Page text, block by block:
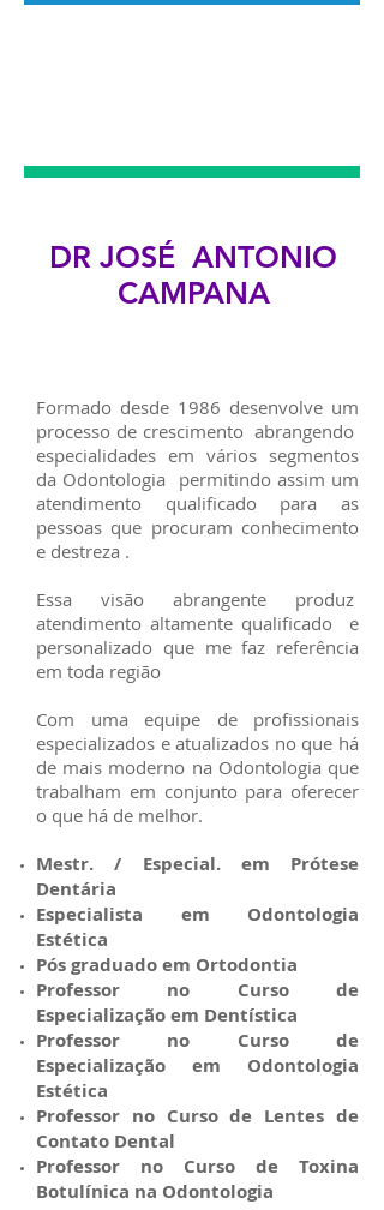
DR JOSÉ ANTONIO
CAMPANA
Formado desde 1986 desenvolve um
processo de crescimento abrangendo
especialidades em vários segmentos
da Odontologia permitindo assim um
atendimento qualificado para as
pessoas que procuram conhecimento
e destreza .
Essa visão abrangente produz
atendimento altamente qualificado e
personalizado que me faz referência
em toda região
Com uma equipe de profissionais
especializados e atualizados no que há
de mais moderno na Odontologia que
trabalham em conjunto para oferecer
o que há de melhor.
Mestr. / Especial. em Prótese
Dentária
Especialista em Odontologia
Estética
Pós graduado em Ortodontia
Professor no Curso de
Especialização em Dentística
Professor no Curso de
Especialização em Odontologia
Estética
Professor no Curso de Lentes de
Contato Dental
Professor no Curso de Toxina
Botulínica na Odontologia